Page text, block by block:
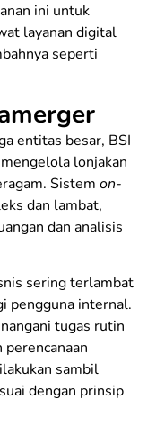
ini untuk
layanan digital
seperti
entitas besar, BSI
lonjakan
Sistem on-
dan lambat,
dan analisis
sering terlambat
pengguna internal.
tugas rutin
perencanaan
sambil
dengan prinsip